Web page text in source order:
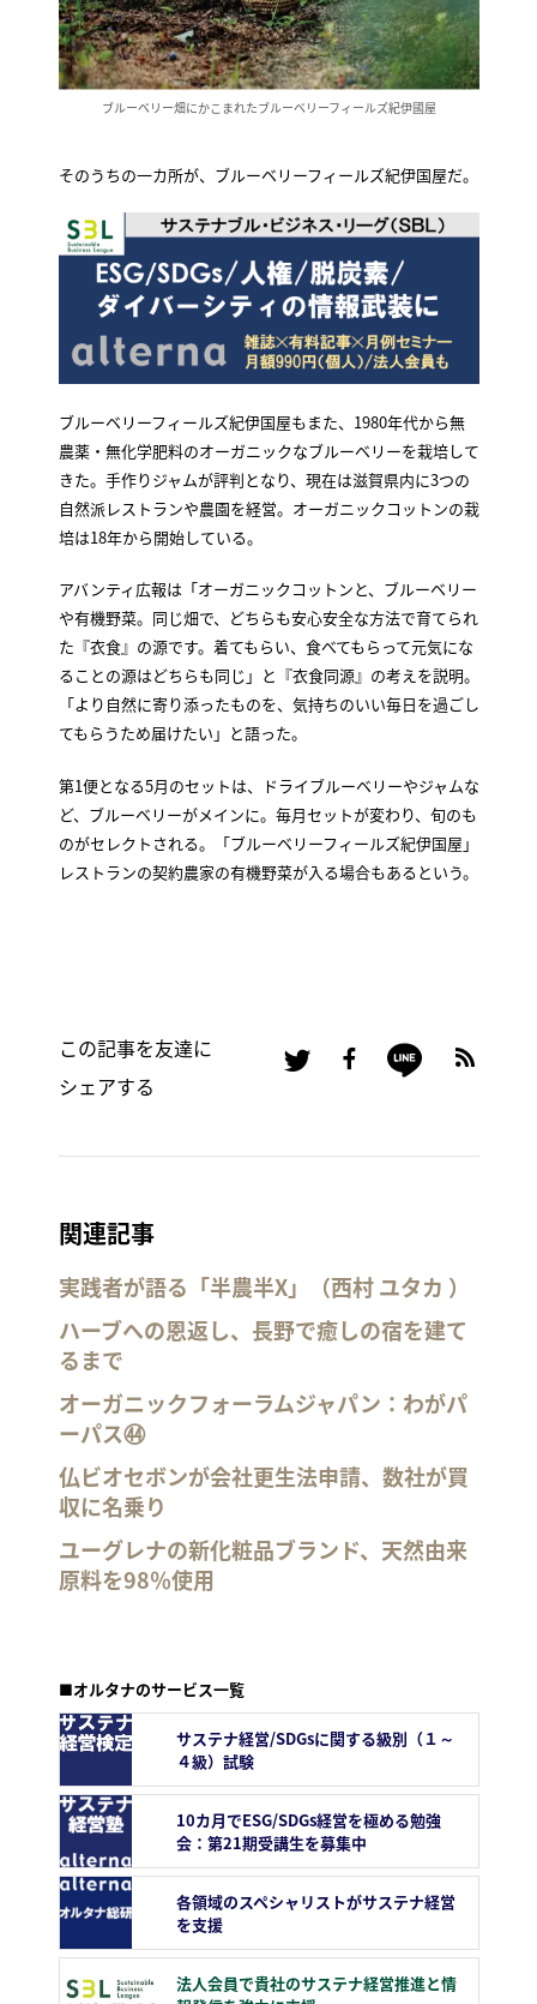
ブルーベリー畑にかこまれたブルーベリーフィールズ紀伊國屋
そのうちの一カ所が、ブルーベリーフィールズ紀伊国屋だ。
ブルーベリーフィールズ紀伊国屋もまた、1980年代から無
農薬・無化学肥料のオーガニックなブルーベリーを栽培して
きた。手作りジャムが評判となり、現在は滋賀県内に3つの
自然派レストランや農園を経営。オーガニックコットンの栽
培は18年から開始している。
アバンティ広報は「オーガニックコットンと、ブルーベリー
や有機野菜。同じ畑で、どちらも安心安全な方法で育てられ
た『衣食』の源です。着てもらい、食べてもらって元気にな
ることの源はどちらも同じ」と『衣食同源』の考えを説明。
「より自然に寄り添ったものを、気持ちのいい毎日を過ごし
てもらうため届けたい」と語った。
第1便となる5月のセットは、ドライブルーベリーやジャムな
ど、ブルーベリーがメインに。毎月セットが変わり、旬のも
のがセレクトされる。「ブルーベリーフィールズ紀伊国屋」
レストランの契約農家の有機野菜が入る場合もあるという。
この記事を友達に
シェアする
関連記事
実践者が語る「半農半X」（西村 ユタカ ）
ハーブへの恩返し、長野で癒しの宿を建て
るまで
オーガニックフォーラムジャパン：わがパ
ーパス㊹
仏ビオセボンが会社更生法申請、数社が買
収に名乗り
ユーグレナの新化粧品ブランド、天然由来
原料を98％使用
■オルタナのサービス一覧
サステナ経営/SDGsに関する級別（１～
４級）試験
10カ月でESG/SDGs経営を極める勉強
会：第21期受講生を募集中
各領域のスペシャリストがサステナ経営
を支援
法人会員で貴社のサステナ経営推進と情